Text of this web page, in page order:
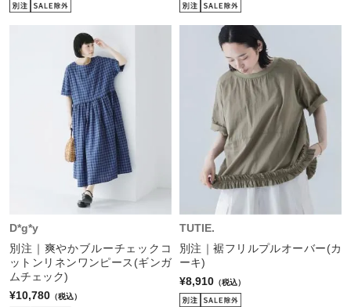
D*g*y
別注｜爽やかブルーチェックコ
ットンリネンワンピース(ギンガ
ムチェック)
¥10,780 （税込）
TUTIE.
別注｜裾フリルプルオーバー(カ
ーキ)
¥8,910 （税込）